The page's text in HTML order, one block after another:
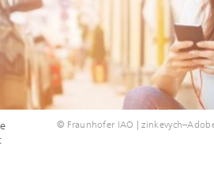
© Fraunhofer IAO |